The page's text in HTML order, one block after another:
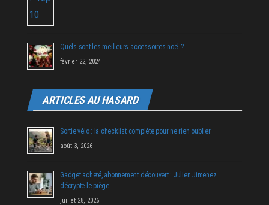
Quels sont les meilleurs accessoires noël ?
février 22, 2024
ARTICLES AU HASARD
Sortie vélo : la checklist complète pour ne rien oublier
août 3, 2026
Gadget acheté, abonnement découvert : Julien Jimenez
décrypte le piège
juillet 28, 2026